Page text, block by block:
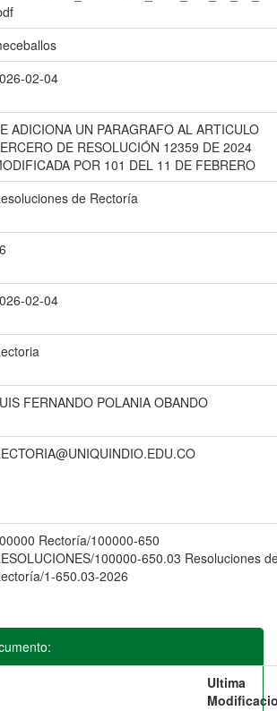
02-04
ADICIONA UN PARAGRAFO AL ARTICULO
DE RESOLUCIÓN 12359 DE 2024
POR 101 DEL 11 DE FEBRERO
de Rectoría
02-04
FERNANDO POLANIA OBANDO
Rectoría/100000-650
100000-650.03 Resoluciones
1-650.03-2026
Ultima